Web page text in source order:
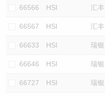
66566 HSI 汇丰
66567 HSI 汇丰
66633 HSI 瑞银
66646 HSI 瑞银
66727 HSI 瑞银